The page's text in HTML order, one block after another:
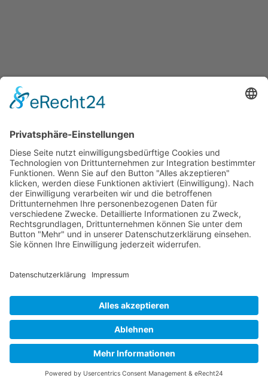
Das Team
Organisation
Jakob Lenz
Christian Hafften
Wettfahrtleitung